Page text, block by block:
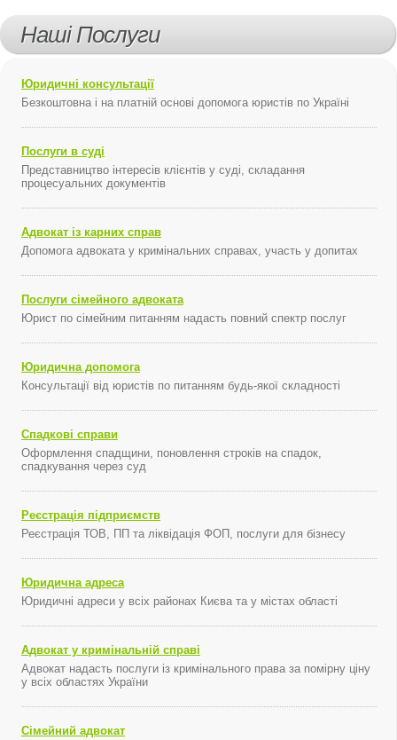
Наші Послуги
Юридичні консультації
Безкоштовна і на платній основі допомога юристів по Україні
Послуги в суді
Представництво інтересів клієнтів у суді, складання
процесуальних документів
Адвокат із карних справ
Допомога адвоката у кримінальних справах, участь у допитах
Послуги сімейного адвоката
Юрист по сімейним питанням надасть повний спектр послуг
Юридична допомога
Консультації від юристів по питанням будь-якої складності
Спадкові справи
Оформлення спадщини, поновлення строків на спадок,
спадкування через суд
Реєстрація підприємств
Реєстрація ТОВ, ПП та ліквідація ФОП, послуги для бізнесу
Юридична адреса
Юридичні адреси у всіх районах Києва та у містах області
Адвокат у кримінальній справі
Адвокат надасть послуги із кримінального права за помірну ціну
у всіх областях України
Сімейний адвокат